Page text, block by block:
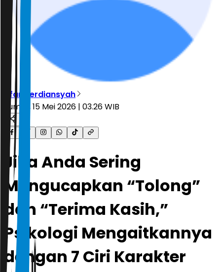
Irfan Ferdiansyah
Jumat, 15 Mei 2026 | 03.26 WIB
Jika Anda Sering
Mengucapkan “Tolong”
dan “Terima Kasih,”
Psikologi Mengaitkannya
dengan 7 Ciri Karakter